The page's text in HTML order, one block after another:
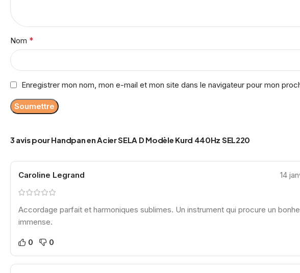
3 avis pourHandpan en Acier SELA D Modèle Kurd 440Hz SEL220
Caroline Legrand 14
Accordage parfait et harmoniques sublimes. Un instrument qui procure un
immense.
0 0
Nom *
Enregistrer mon nom, mon e-mail et mon site dans le navigateur pour mon